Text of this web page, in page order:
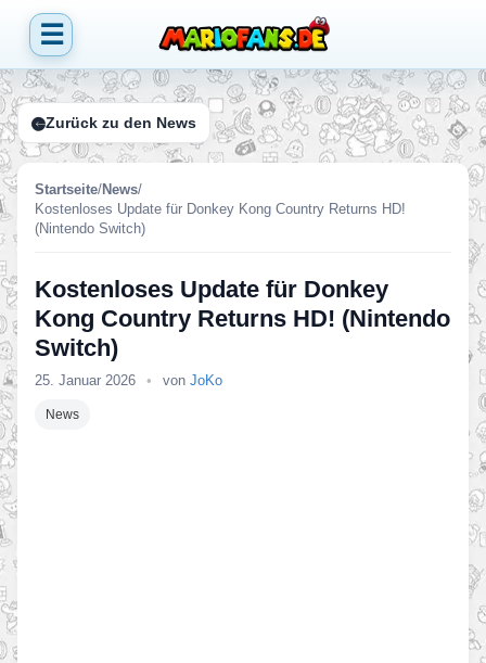
☰
Zurück zu den News
Startseite/News/
Kostenloses Update für Donkey Kong Country Returns HD!
(Nintendo Switch)
Kostenloses Update für Donkey
Kong Country Returns HD! (Nintendo
Switch)
25. Januar 2026 • von JoKo
News